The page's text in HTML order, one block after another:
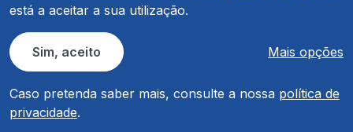
está a aceitar a sua utilização.
Sim, aceito Mais opções
Caso pretenda saber mais, consulte a nossa política de
privacidade.
© COMPETE 2030. Todos os direitos reservados.